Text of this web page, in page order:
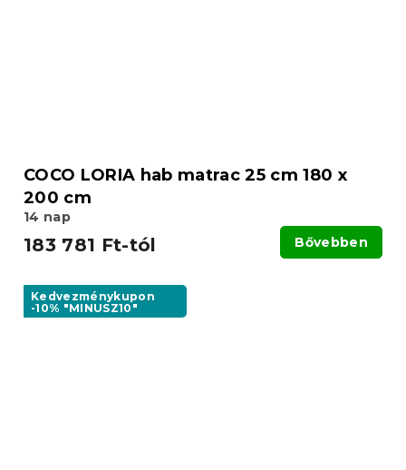
COCO LORIA hab matrac 25 cm 180 x
200 cm
14 nap
183 781 Ft-tól Bővebben
Kedvezménykupon
-10% "MINUSZ10"